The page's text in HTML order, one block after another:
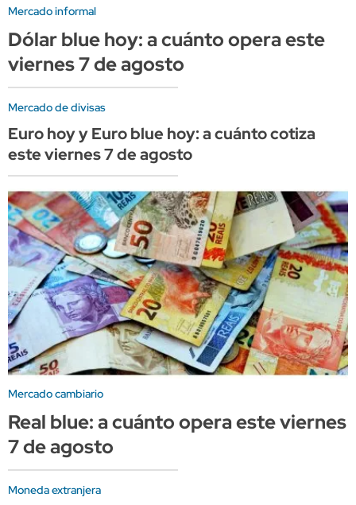
Mercado informal
Dólar blue hoy: a cuánto opera este
viernes 7 de agosto
Mercado de divisas
Euro hoy y Euro blue hoy: a cuánto cotiza
este viernes 7 de agosto
Mercado cambiario
Real blue: a cuánto opera este viernes
7 de agosto
Moneda extranjera